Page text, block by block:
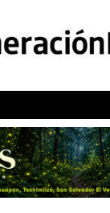
POLÍTICA
CAMALEÓN
OPINIÓN
DEPORTES